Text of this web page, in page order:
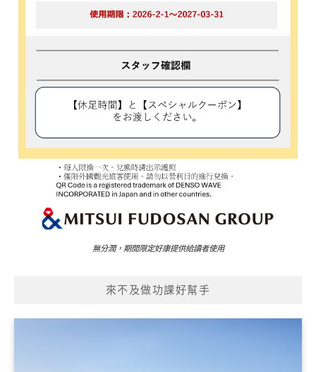
無分潤，期間限定好康提供給讀者使用
來不及做功課好幫手